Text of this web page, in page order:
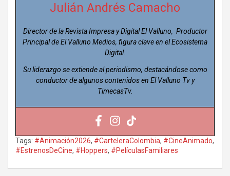
Julián Andrés Camacho
Director de la Revista Impresa y Digital El Valluno, Productor
Principal de El Valluno Medios, figura clave en el Ecosistema
Digital.
Su liderazgo se extiende al periodismo, destacándose como
conductor de algunos contenidos en El Valluno Tv y
TimecasTv.
Tags: #Animación2026, #CarteleraColombia, #CineAnimado,
#EstrenosDeCine, #Hoppers, #PelículasFamiliares